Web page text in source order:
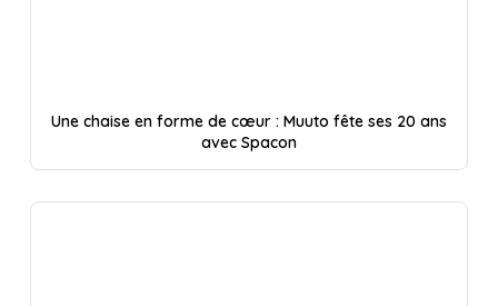
Une chaise en forme de cœur : Muuto fête ses 20 ans
avec Spacon